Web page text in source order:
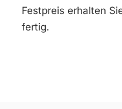
Festpreis erhalten
fertig.